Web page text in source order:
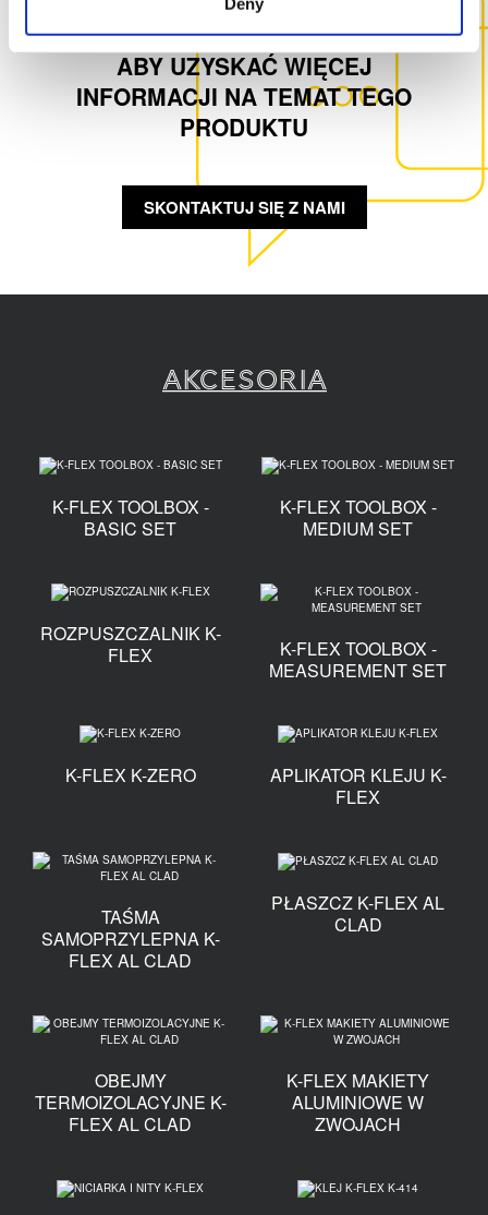
SKONTAKTUJ SIĘ Z NAMI,
ABY UZYSKAĆ WIĘCEJ
INFORMACJI NA TEMAT TEGO
PRODUKTU
SKONTAKTUJ SIĘ Z NAMI
Akcesoria
K-FLEX TOOLBOX -
BASIC SET
K-FLEX TOOLBOX -
MEDIUM SET
ROZPUSZCZALNIK K-
FLEX
K-FLEX TOOLBOX -
MEASUREMENT SET
K-FLEX K-ZERO
APLIKATOR KLEJU K-
FLEX
TAŚMA
SAMOPRZYLEPNA K-
FLEX AL CLAD
PŁASZCZ K-FLEX AL
CLAD
OBEJMY
TERMOIZOLACYJNE K-
FLEX AL CLAD
K-FLEX MAKIETY
ALUMINIOWE W
ZWOJACH